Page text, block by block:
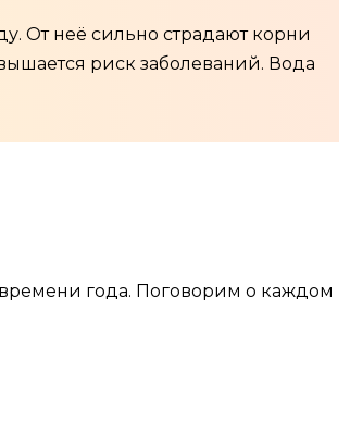
От неё сильно страдают корни
риск заболеваний. Вода
года. Поговорим о каждом